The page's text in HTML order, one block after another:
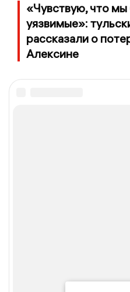
«Чувствую, что
уязвимые»:
рассказали о
Алексине